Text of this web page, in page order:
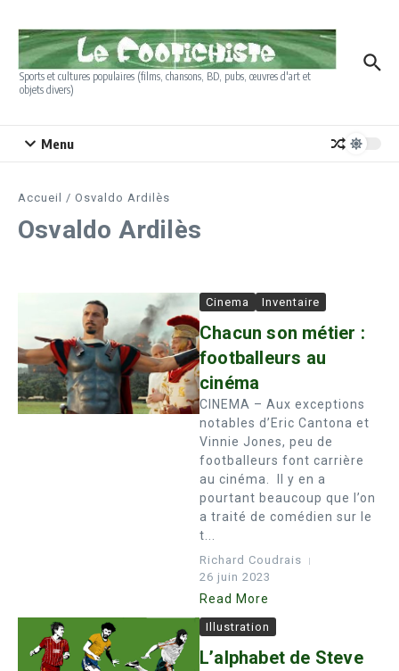
Sports et cultures populaires (films, chansons, BD, pubs, œuvres d'art et
objets divers)
Menu
Accueil / Osvaldo Ardilès
Osvaldo Ardilès
Cinema Inventaire
Chacun son métier :
footballeurs au
cinéma
CINEMA – Aux exceptions
notables d’Eric Cantona et
Vinnie Jones, peu de
footballeurs font carrière
au cinéma. Il y en a
pourtant beaucoup que l’on
a traité de comédien sur le
t...
Richard Coudrais
26 juin 2023
Read More
Illustration
L’alphabet de Steve